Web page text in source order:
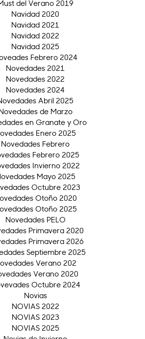
del Verano 2019
Navidad 2020
Navidad 2021
Navidad 2022
Navidad 2025
Febrero 2024
Novedades 2021
Novedades 2022
Novedades 2024
Abril 2025
de Marzo
en Granate y Oro
Enero 2025
Novedades Febrero
Febrero 2025
Invierno 2022
Mayo 2025
Octubre 2023
Otoño 2020
Otoño 2025
Novedades PELO
Primavera 2020
Primavera 2026
Septiembre 2025
Verano 202
Verano 2020
Octubre 2024
Novias
NOVIAS 2022
NOVIAS 2023
NOVIAS 2025